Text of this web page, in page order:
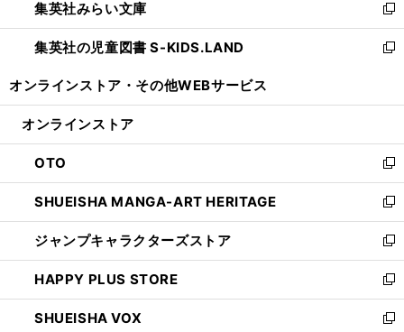
く
で
開
く
ド
ウ
で
ィ
ン
ド
開
集英社みらい文庫
新
し
い
ン
ウ
で
開
く
集英社の児童図書 S-KIDS.LAND
新
ウ
ン
ド
ウ
で
開
く
オンラインストア・ その他WEBサービス
オンラインストア
OTO
新
し
い
ウ
ィ
ン
ド
ウ
で
SHUEISHA MANGA-ART HERITAGE
新
し
い
ウ
ィ
ン
ド
ジャンプキャラクターズストア
新
し
い
ウ
ィ
HAPPY PLUS STORE
新
し
い
SHUEISHA VOX
新